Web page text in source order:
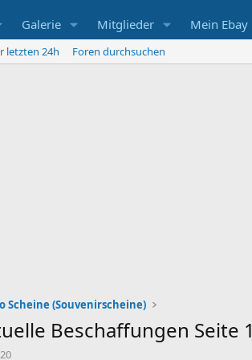
Galerie Mitglieder Mein Ebay
letzten 24h Foren durchsuchen
Scheine (Souvenirscheine)
Beschaffungen Seite 1